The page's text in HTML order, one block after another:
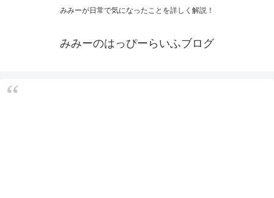
みみーが日常で気になったことを詳しく解説！
みみーのはっぴーらいふブログ